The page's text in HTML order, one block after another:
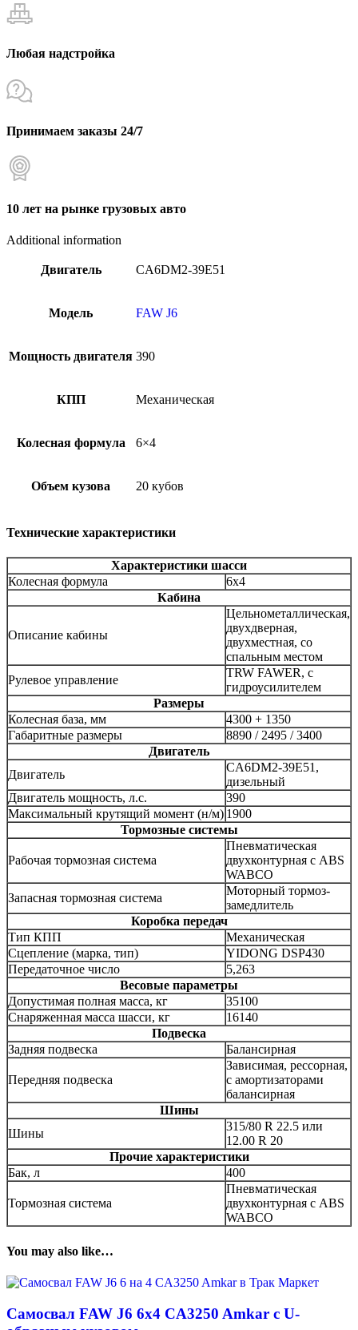
Любая надстройка
Принимаем заказы 24/7
10 лет на рынке грузовых авто
Additional information
Двигатель CA6DM2-39E51
Модель FAW J6
Мощность двигателя 390
КПП Механическая
Колесная формула 6×4
Объем кузова 20 кубов
Технические характеристики
Характеристики шасси
Колесная формула
6x4
Кабина
Описание кабины
Цельнометаллическая,
двухдверная,
двухместная, со
спальным местом
Рулевое управление
TRW FAWER, с
гидроусилителем
Размеры
Колесная база, мм
4300 + 1350
Габаритные размеры
8890 / 2495 / 3400
Двигатель
Двигатель
CA6DM2-39E51,
дизельный
Двигатель мощность, л.с.
390
Максимальный крутящий момент (н/м) 1900
Тормозные системы
Рабочая тормозная система
Пневматическая
двухконтурная с ABS
WABCO
Запасная тормозная система
Моторный тормоз-
замедлитель
Коробка передач
Тип КПП
Механическая
Сцепление (марка, тип)
YIDONG DSP430
Передаточное число
5,263
Весовые параметры
Допустимая полная масса, кг
35100
Снаряженная масса шасси, кг
16140
Подвеска
Задняя подвеска
Балансирная
Передняя подвеска
Зависимая, рессорная,
с амортизаторами
балансирная
Шины
Шины
315/80 R 22.5 или
12.00 R 20
Прочие характеристики
Бак, л
400
Тормозная система
Пневматическая
двухконтурная с ABS
WABCO
You may also like…
Самосвал FAW J6 6х4 CA3250 Amkar c U-